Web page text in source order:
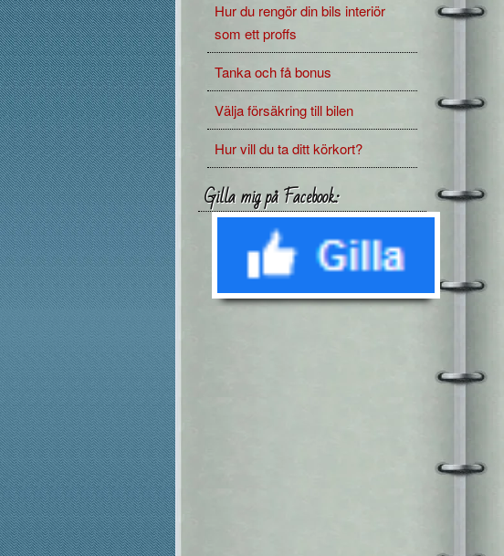
Hur du rengör din bils interiör
som ett proffs
Tanka och få bonus
Välja försäkring till bilen
Hur vill du ta ditt körkort?
Gilla mig på Facebook: